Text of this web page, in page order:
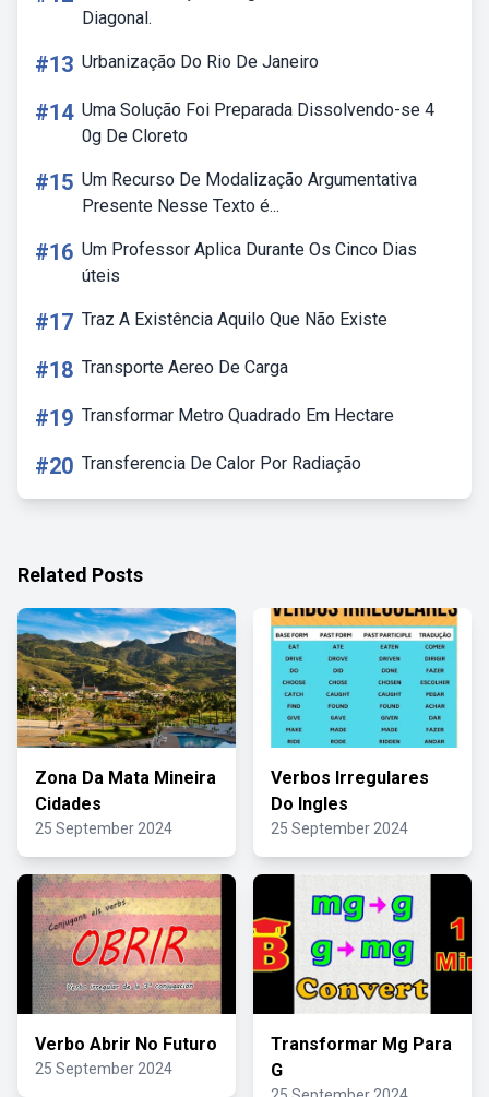
Diagonal.
#13 Urbanização Do Rio De Janeiro
#14 Uma Solução Foi Preparada Dissolvendo-se 4
0g De Cloreto
#15 Um Recurso De Modalização Argumentativa
Presente Nesse Texto é...
#16 Um Professor Aplica Durante Os Cinco Dias
úteis
#17 Traz A Existência Aquilo Que Não Existe
#18 Transporte Aereo De Carga
#19 Transformar Metro Quadrado Em Hectare
#20 Transferencia De Calor Por Radiação
Related Posts
Zona Da Mata Mineira
Cidades
25 September 2024
Verbos Irregulares
Do Ingles
25 September 2024
Verbo Abrir No Futuro
25 September 2024
Transformar Mg Para
G